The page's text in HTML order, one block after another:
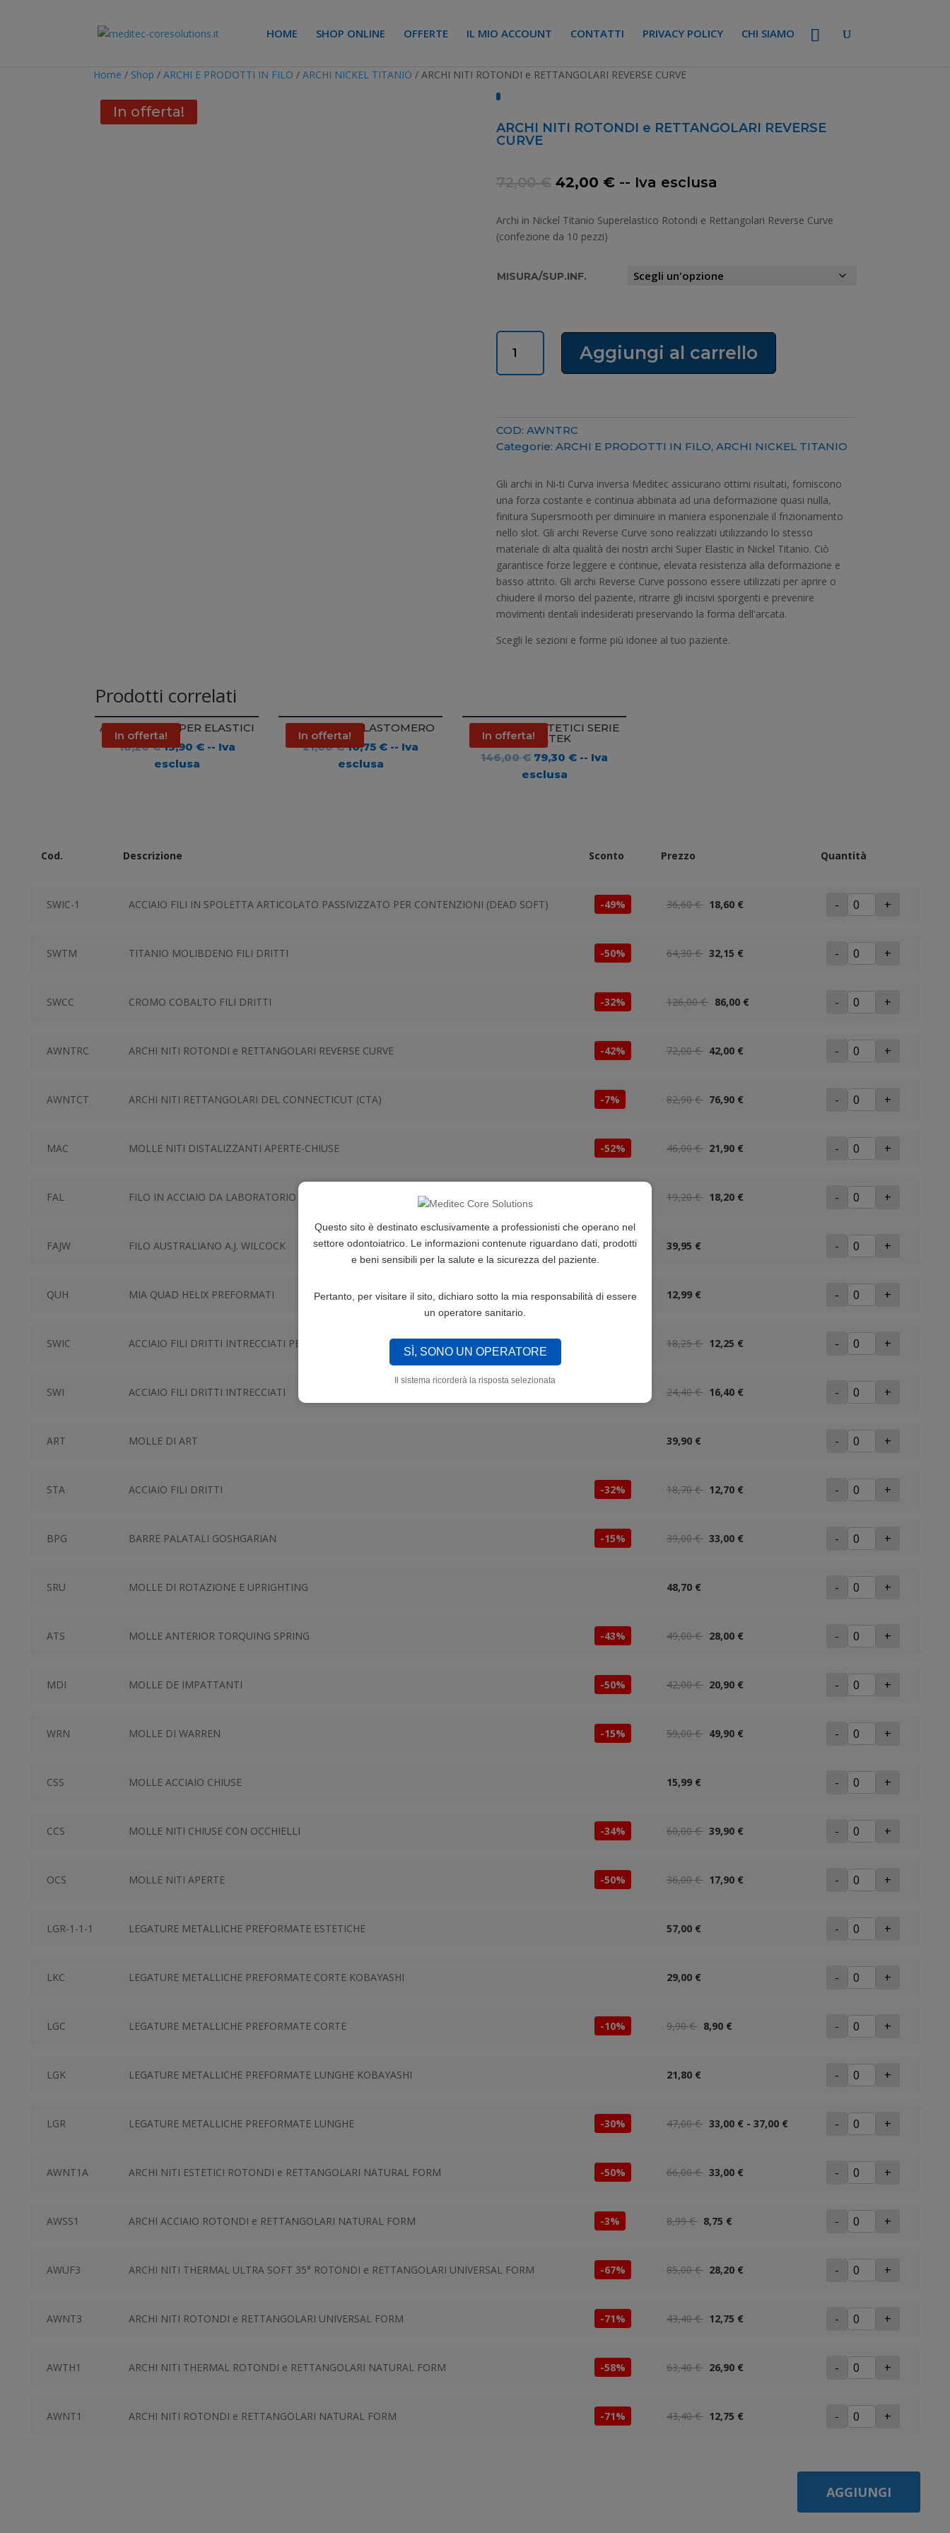
Questo sito è destinato esclusivamente a professionisti che operano nel
settore odontoiatrico. Le informazioni contenute riguardano dati, prodotti
e beni sensibili per la salute e la sicurezza del paziente.
Pertanto, per visitare il sito, dichiaro sotto la mia responsabilità di essere
un operatore sanitario.
SÌ, SONO UN OPERATORE
Il sistema ricorderà la risposta selezionata
HOME SHOP ONLINE OFFERTE IL MIO ACCOUNT CONTATTI PRIVACY POLICY CHI SIAMO
Home / Shop / ARCHI E PRODOTTI IN FILO / ARCHI NICKEL TITANIO / ARCHI NITI ROTONDI e RETTANGOLARI REVERSE CURVE
In offerta!
ARCHI NITI ROTONDI e RETTANGOLARI REVERSE
CURVE
72,00€ Il
originale
era:
72,00 €.
42,00 €Il
attuale
-- Iva esclusa
Archi in Nickel Titanio Superelastico Rotondi e Rettangolari Reverse Curve
(confezione da 10 pezzi)
MISURA/SUP.INF.
ARCHI
NITI
ROTONDI
CURVE
quantità
Aggiungi al carrello
COD: AWNTRC
Categorie: ARCHI E PRODOTTI IN FILO, ARCHI NICKEL TITANIO
Gli archi in Ni-ti Curva inversa Meditec assicurano ottimi risultati, forniscono
una forza costante e continua abbinata ad una deformazione quasi nulla,
finitura Supersmooth per diminuire in maniera esponenziale il frizionamento
nello slot. Gli archi Reverse Curve sono realizzati utilizzando lo stesso
materiale di alta qualità dei nostri archi Super Elastic in Nickel Titanio. Ciò
garantisce forze leggere e continue, elevata resistenza alla deformazione e
basso attrito. Gli archi Reverse Curve possono essere utilizzati per aprire o
chiudere il morso del paziente, ritrarre gli incisivi sporgenti e prevenire
movimenti dentali indesiderati preservando la forma dell'arcata.
Scegli le sezioni e forme più idonee al tuo paziente.
Prodotti correlati
In offerta!
APPLICATORI PER ELASTICI
18,20€Il
prezzo
13,90 €Il-- Iva
esclusa
In offerta!
CATENELLA ELASTOMERO
21,00€Il
prezzo
16,75€Il-- Iva
esclusa
In offerta!
BRACKETS ESTETICI SERIE
CORETEK
146,00€ Il
prezzo
79,30€Il-- Iva
esclusa
Cod. Descrizione Sconto Prezzo Quantità
SWIC-1 ACCIAIO FILI IN SPOLETTA ARTICOLATO PASSIVIZZATO PER CONTENZIONI (DEAD SOFT) -49% 36,60 € 18,60 € - +
SWTM TITANIO MOLIBDENO FILI DRITTI -50% 64,30 € 32,15 € - +
SWCC CROMO COBALTO FILI DRITTI -32% 126,00 € 86,00 € - +
AWNTRC ARCHI NITI ROTONDI e RETTANGOLARI REVERSE CURVE -42% 72,00 € 42,00 € - +
AWNTCT ARCHI NITI RETTANGOLARI DEL CONNECTICUT (CTA) -7% 82,90 € 76,90 € - +
MAC MOLLE NITI DISTALIZZANTI APERTE-CHIUSE -52% 46,00 € 21,90 € - +
FAL FILO IN ACCIAIO DA LABORATORIO 19,20 € 18,20 € - +
FAJW FILO AUSTRALIANO A.J. WILCOCK 39,95 € - +
QUH MIA QUAD HELIX PREFORMATI 12,99 € - +
SWIC ACCIAIO FILI DRITTI INTRECCIATI PER CONTENZIONI (DEAD SOFT) 18,25 € 12,25 € - +
SWI ACCIAIO FILI DRITTI INTRECCIATI 24,40 € 16,40 € - +
ART MOLLE DI ART 39,90 € - +
STA ACCIAIO FILI DRITTI -32% 18,70 € 12,70 € - +
BPG BARRE PALATALI GOSHGARIAN -15% 39,00 € 33,00 € - +
SRU MOLLE DI ROTAZIONE E UPRIGHTING 48,70 € - +
ATS MOLLE ANTERIOR TORQUING SPRING -43% 49,00 € 28,00 € - +
MDI MOLLE DE IMPATTANTI -50% 42,00 € 20,90 € - +
WRN MOLLE DI WARREN -15% 59,00 € 49,90 € - +
CSS MOLLE ACCIAIO CHIUSE 15,99 € - +
CCS MOLLE NITI CHIUSE CON OCCHIELLI -34% 60,00 € 39,90 € - +
OCS MOLLE NITI APERTE -50% 36,00 € 17,90 € - +
LGR-1-1-1 LEGATURE METALLICHE PREFORMATE ESTETICHE 57,00 € - +
LKC LEGATURE METALLICHE PREFORMATE CORTE KOBAYASHI 29,00 € - +
LGC LEGATURE METALLICHE PREFORMATE CORTE -10% 9,90 € 8,90 € - +
LGK LEGATURE METALLICHE PREFORMATE LUNGHE KOBAYASHI 21,80 € - +
LGR LEGATURE METALLICHE PREFORMATE LUNGHE -30% 47,00 € 33,00 € - 37,00 € - +
AWNT1A ARCHI NITI ESTETICI ROTONDI e RETTANGOLARI NATURAL FORM -50% 66,00 € 33,00 € - +
AWSS1 ARCHI ACCIAIO ROTONDI e RETTANGOLARI NATURAL FORM -3% 8,99 € 8,75 € - +
AWUF3 ARCHI NITI THERMAL ULTRA SOFT 35° ROTONDI e RETTANGOLARI UNIVERSAL FORM -67% 85,00 € 28,20 € - +
AWNT3 ARCHI NITI ROTONDI e RETTANGOLARI UNIVERSAL FORM -71% 43,40 € 12,75 € - +
AWTH1 ARCHI NITI THERMAL ROTONDI e RETTANGOLARI NATURAL FORM -58% 63,40 € 26,90 € - +
AWNT1 ARCHI NITI ROTONDI e RETTANGOLARI NATURAL FORM -71% 43,40 € 12,75 € - +
AGGIUNGI